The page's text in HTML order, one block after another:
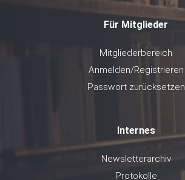
Für Mitglieder
Mitgliederbereich
Anmelden/Registrieren
Passwort zurücksetzen
Internes
Newsletterarchiv
Protokolle